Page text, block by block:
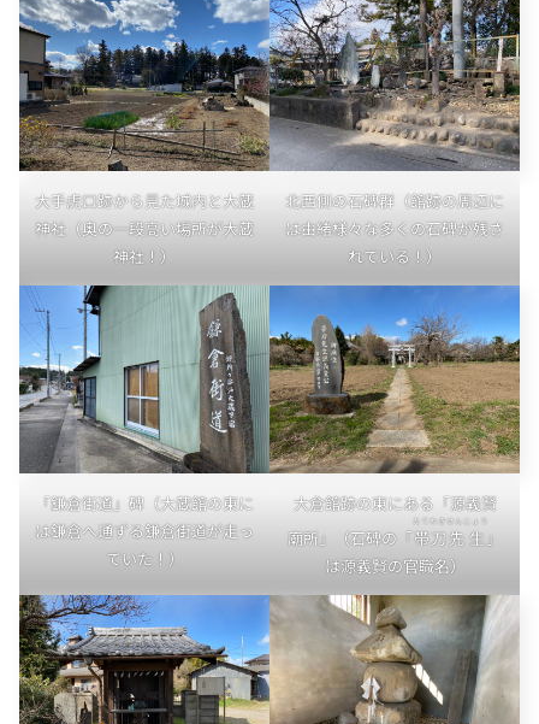
大手虎口跡から見た城内と大蔵
神社（奥の一段高い場所が大蔵
神社！）
北西側の石碑群（館跡の周辺に
は由緒様々な多くの石碑が残さ
れている！）
「鎌倉街道」碑（大蔵館の東に
は鎌倉へ通ずる鎌倉街道が走っ
ていた！）
大倉館跡の東にある「源義賢
廟所」（石碑の「帯刀
たてわき
先生
せんじょう
」
は源義賢の官職名）